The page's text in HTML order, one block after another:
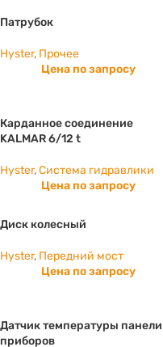
Патрубок
Hyster, Прочее
Цена по запросу
Карданное соединение
KALMAR 6/12 t
Hyster,Система гидравлики
Цена по запросу
Диск колесный
Hyster, Передний мост
Цена по запросу
Датчик температуры панели
приборов